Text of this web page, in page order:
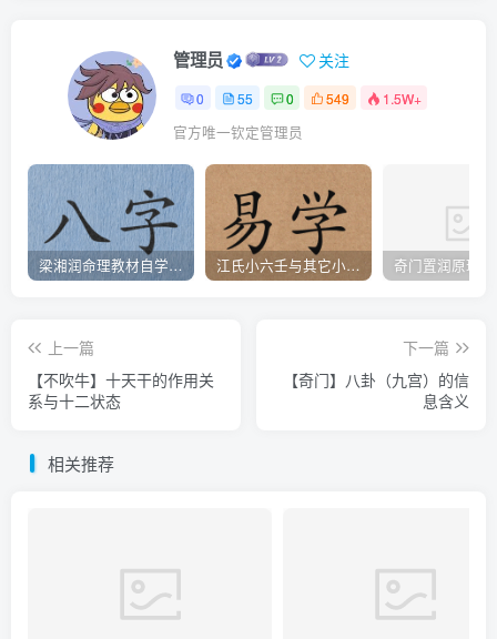
管理员 关注
0 55 0 549 1.5W+
官方唯一钦定管理员
梁湘润命理教材自学顺序 江氏小六壬与其它小六壬的区别 奇门置润原理
上一篇
【不吹牛】十天干的作用关
系与十二状态
下一篇
【奇门】八卦（九宫）的信
息含义
相关推荐